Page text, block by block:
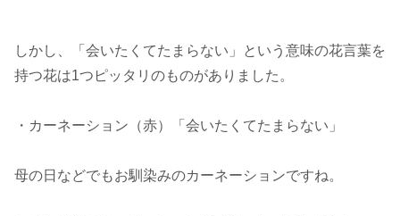
しかし、「会いたくてたまらない」という意味の花言葉を
持つ花は1つピッタリのものがありました。
・カーネーション（赤）「会いたくてたまらない」
母の日などでもお馴染みのカーネーションですね。